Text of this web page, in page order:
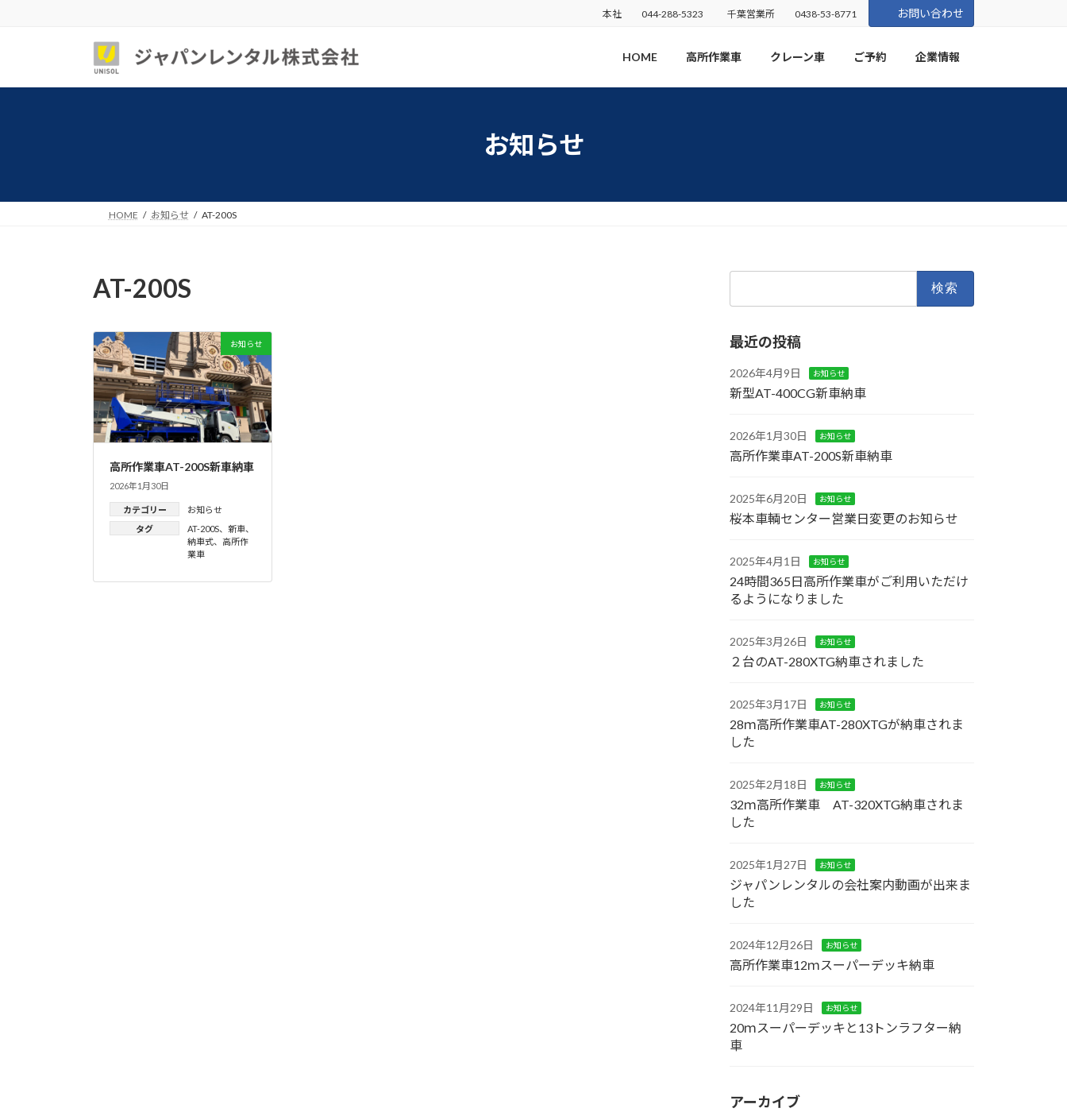
ツ
シ
本社 044-288-5323 千葉営業所 0438-53-8771 お問い合わせ
HOME 高所作業車 クレーン車 ご予約 企業情報
お知らせ
HOME お知らせ AT-200S
AT-200S
お知らせ
高所作業車AT-200S新車納車
2026年1月30日
カテゴリー
お知らせ
タグ
AT-200S、 新車、
納車式、 高所作
業車
最近の投稿
2026年4月9日 お知らせ
新型AT-400CG新車納車
2026年1月30日 お知らせ
高所作業車AT-200S新車納車
2025年6月20日 お知らせ
桜本車輌センター営業日変更のお知らせ
2025年4月1日 お知らせ
24時間365日高所作業車がご利用いただけ
るようになりました
2025年3月26日 お知らせ
２台のAT-280XTG納車されました
2025年3月17日 お知らせ
28ｍ高所作業車AT-280XTGが納車されま
した
2025年2月18日 お知らせ
32ｍ高所作業車 AT-320XTG納車されま
した
2025年1月27日 お知らせ
ジャパンレンタルの会社案内動画が出来ま
した
2024年12月26日 お知らせ
高所作業車12ｍスーパーデッキ納車
2024年11月29日 お知らせ
20ｍスーパーデッキと13トンラフター納
車
アーカイブ